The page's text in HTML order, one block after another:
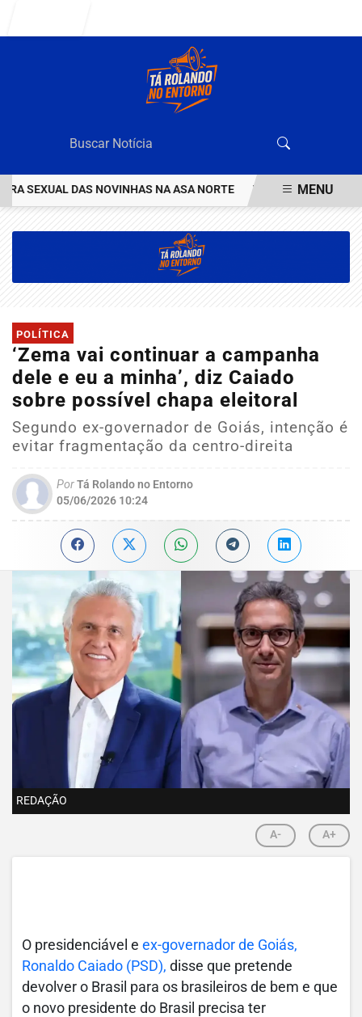
SEXUAL DAS NOVINHAS NA ASA NORTE VEJA QUEM ÉOMENU
POLÍTICA
‘Zema vai continuar a campanha
dele e eu a minha’, diz Caiado
sobre possível chapa eleitoral
Segundo ex-governador de Goiás, intenção é
evitar fragmentação da centro-direita
PorTá Rolando no Entorno
05/06/2026 10:24
REDAÇÃO
A- A+
O presidenciável e ex-governador de Goiás,
Ronaldo Caiado (PSD), disse que pretende
devolver o Brasil para os brasileiros de bem e que
o novo presidente do Brasil precisa ter